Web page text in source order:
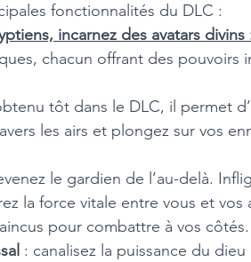
fonctionnalités du DLC :
incarnez des avatars divins
chacun offrant des pouvoirs
tôt dans le DLC, il permet
les airs et plongez sur vos
le gardien de l’au-delà.
la force vitale entre vous et vos
pour combattre à vos côtés.
: canalisez la puissance du